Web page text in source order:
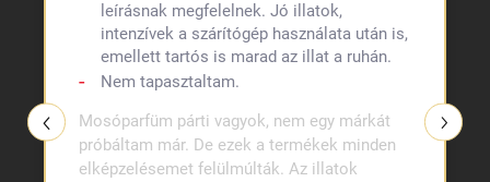
leírásnak megfelelnek. Jó illatok,
intenzívek a szárítógép használata után is,
emellett tartós is marad az illat a ruhán.
Nem tapasztaltam.
Mosóparfüm párti vagyok, nem egy márkát
próbáltam már. De ezek a termékek minden
elképzelésemet felülmúlták. Az illatok